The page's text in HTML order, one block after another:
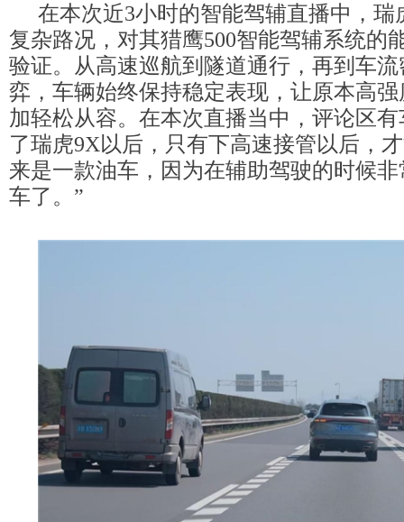
在本次近3小时的智能驾辅直播中，瑞
复杂路况，对其猎鹰500智能驾辅系统的
验证。从高速巡航到隧道通行，再到车
弈，车辆始终保持稳定表现，让原本高
加轻松从容。在本次直播当中，评论区
了瑞虎9X以后，只有下高速接管以后，
来是一款油车，因为在辅助驾驶的时候
车了。”